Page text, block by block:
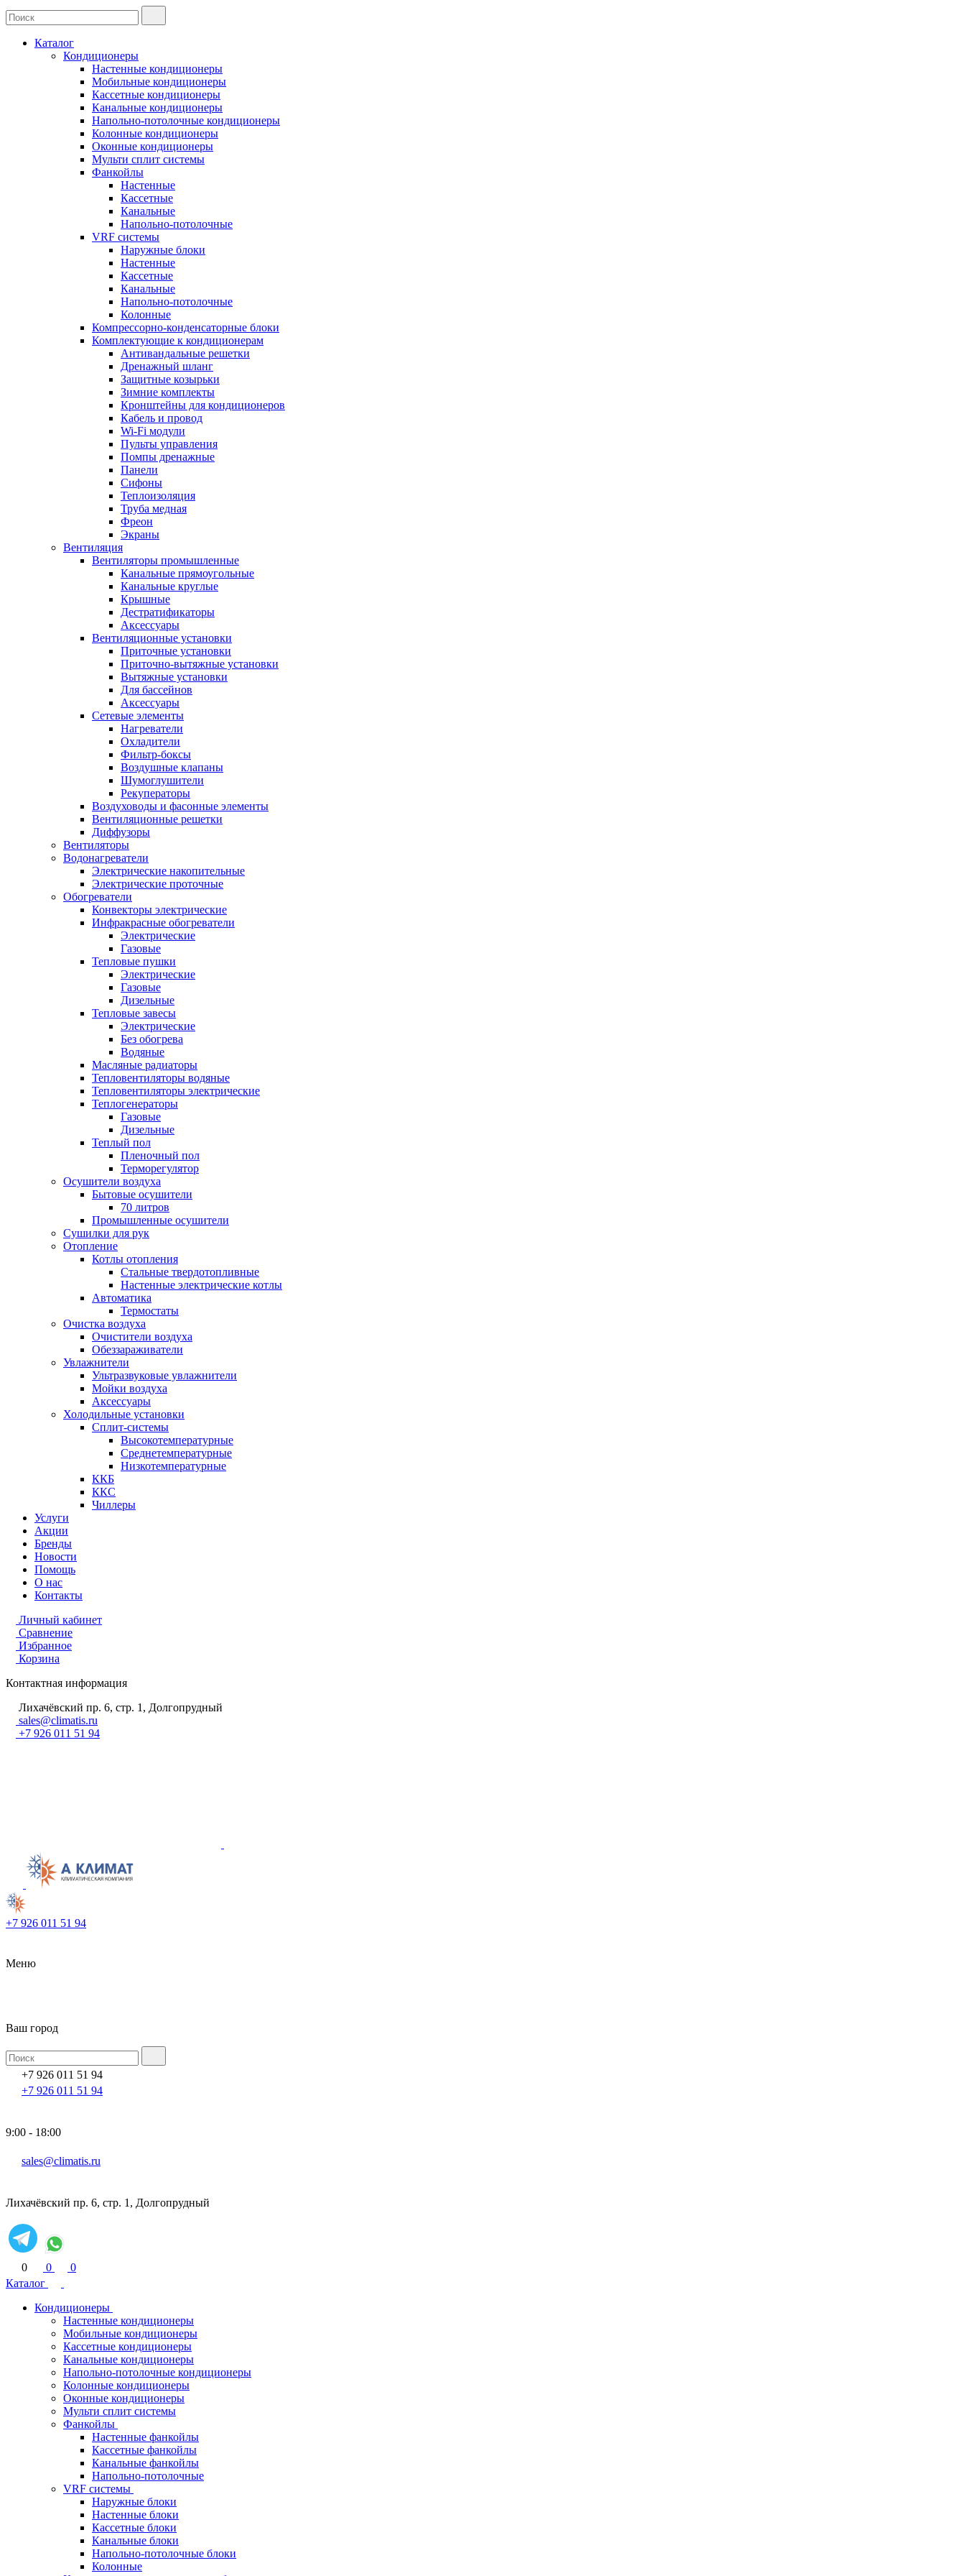
Каталог
Кондиционеры
Настенные кондиционеры
Мобильные кондиционеры
Кассетные кондиционеры
Канальные кондиционеры
Напольно-потолочные кондиционеры
Колонные кондиционеры
Оконные кондиционеры
Мульти сплит системы
Фанкойлы
Настенные
Кассетные
Канальные
Напольно-потолочные
VRF системы
Наружные блоки
Настенные
Кассетные
Канальные
Напольно-потолочные
Колонные
Компрессорно-конденсаторные блоки
Комплектующие к кондиционерам
Антивандальные решетки
Дренажный шланг
Защитные козырьки
Зимние комплекты
Кронштейны для кондиционеров
Кабель и провод
Wi-Fi модули
Пульты управления
Помпы дренажные
Панели
Сифоны
Теплоизоляция
Труба медная
Фреон
Экраны
Вентиляция
Вентиляторы промышленные
Канальные прямоугольные
Канальные круглые
Крышные
Дестратификаторы
Аксессуары
Вентиляционные установки
Приточные установки
Приточно-вытяжные установки
Вытяжные установки
Для бассейнов
Аксессуары
Сетевые элементы
Нагреватели
Охладители
Фильтр-боксы
Воздушные клапаны
Шумоглушители
Рекуператоры
Воздуховоды и фасонные элементы
Вентиляционные решетки
Диффузоры
Вентиляторы
Водонагреватели
Электрические накопительные
Электрические проточные
Обогреватели
Конвекторы электрические
Инфракрасные обогреватели
Электрические
Газовые
Тепловые пушки
Электрические
Газовые
Дизельные
Тепловые завесы
Электрические
Без обогрева
Водяные
Масляные радиаторы
Тепловентиляторы водяные
Тепловентиляторы электрические
Теплогенераторы
Газовые
Дизельные
Теплый пол
Пленочный пол
Терморегулятор
Осушители воздуха
Бытовые осушители
70 литров
Промышленные осушители
Сушилки для рук
Отопление
Котлы отопления
Стальные твердотопливные
Настенные электрические котлы
Автоматика
Термостаты
Очистка воздуха
Очистители воздуха
Обеззараживатели
Увлажнители
Ультразвуковые увлажнители
Мойки воздуха
Аксессуары
Холодильные установки
Сплит-системы
Высокотемпературные
Среднетемпературные
Низкотемпературные
ККБ
ККС
Чиллеры
Услуги
Акции
Бренды
Новости
Помощь
О нас
Контакты
Личный кабинет
Сравнение
Избранное
Корзина
Контактная информация
Лихачёвский пр. 6, стр. 1, Долгопрудный
sales@climatis.ru
+7 926 011 51 94
+7 926 011 51 94
Меню
Ваш город
+7 926 011 51 94
+7 926 011 51 94
9:00 - 18:00
sales@climatis.ru
Лихачёвский пр. 6, стр. 1, Долгопрудный
0 0
0
Каталог
Кондиционеры
Настенные кондиционеры
Мобильные кондиционеры
Кассетные кондиционеры
Канальные кондиционеры
Напольно-потолочные кондиционеры
Колонные кондиционеры
Оконные кондиционеры
Мульти сплит системы
Фанкойлы
Настенные фанкойлы
Кассетные фанкойлы
Канальные фанкойлы
Напольно-потолочные
VRF системы
Наружные блоки
Настенные блоки
Кассетные блоки
Канальные блоки
Напольно-потолочные блоки
Колонные